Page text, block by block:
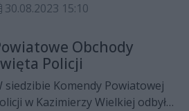
Wszystko zaczęło się w samo
a zakończyło dopiero
kilkukilometrowym pościgu.
30.08.2023 15:10
Obchody
Policji
siedzibie Komendy Powiatowej
w Kazimierzy Wielkiej odbyła